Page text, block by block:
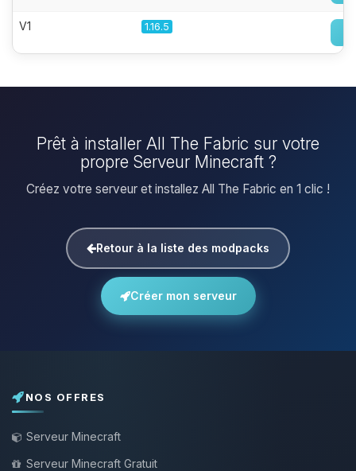
V1 1.16.5
Prêt à installer All The Fabric sur votre
propre Serveur Minecraft ?
Créez votre serveur et installez All The Fabric en 1 clic !
Retour à la liste des modpacks
Créer mon serveur
NOS OFFRES
Serveur Minecraft
Serveur Minecraft Gratuit